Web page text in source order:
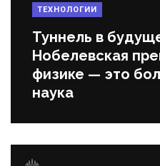
ТЕХНОЛОГИИ
Туннель в
Нобелевская
физике — это
наука